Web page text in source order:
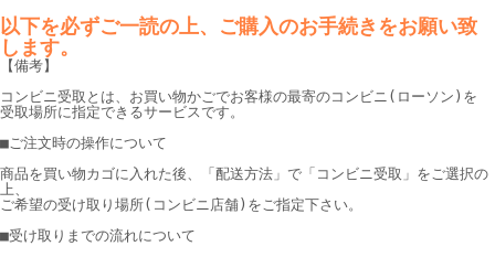
以下を必ずご一読の上、ご購入のお手続きをお願い致
します。
【備考】
コンビニ受取とは、お買い物かごでお客様の最寄のコンビニ(ローソン)を
受取場所に指定できるサービスです。
■ご注文時の操作について
商品を買い物カゴに入れた後、「配送方法」で「コンビニ受取」をご選択の
上、
ご希望の受け取り場所(コンビニ店舗)をご指定下さい。
■受け取りまでの流れについて